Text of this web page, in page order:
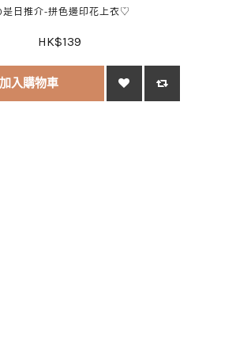
日推介-拼色邊印花上衣♡
HK$139
加入購物車